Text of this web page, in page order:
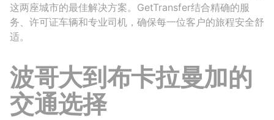
这两座城市的最佳解决方案。GetTransfer结合精确的服
务、许可证车辆和专业司机，确保每一位客户的旅程安全舒
适。
波哥大到布卡拉曼加的
交通选择